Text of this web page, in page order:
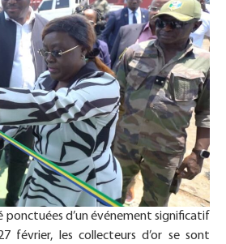
ponctuées d’un événement significatif
février, les collecteurs d’or se sont